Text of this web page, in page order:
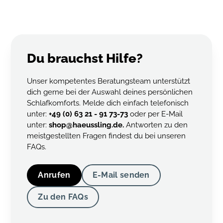
Du brauchst Hilfe?
Unser kompetentes Beratungsteam unterstützt
dich gerne bei der Auswahl deines persönlichen
Schlafkomforts. Melde dich einfach telefonisch
unter:+49 (0) 63 21 - 91 73-73 oder per E-Mail
unter:shop@haeussling.de.Antworten zu den
meistgestellten Fragen findest du bei unseren
FAQs.
Anrufen E-Mail senden
Zu den FAQs